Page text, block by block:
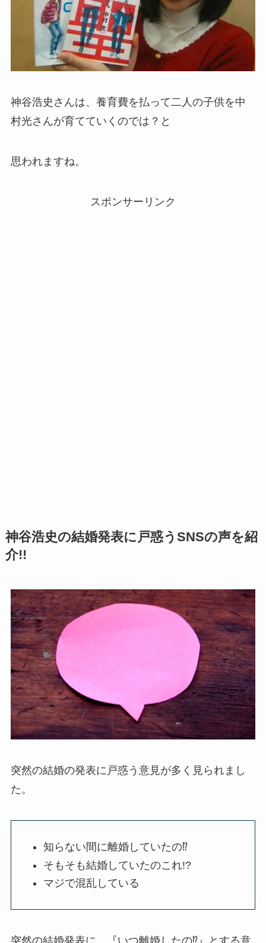
神谷浩史さんは、養育費を払って二人の子供を中
村光さんが育てていくのでは？と
思われますね。
スポンサーリンク
神谷浩史の結婚発表に戸惑うSNSの声を紹
介!!
突然の結婚の発表に戸惑う意見が多く見られまし
た。
知らない間に離婚していたの⁉
そもそも結婚していたのこれ!?
マジで混乱している